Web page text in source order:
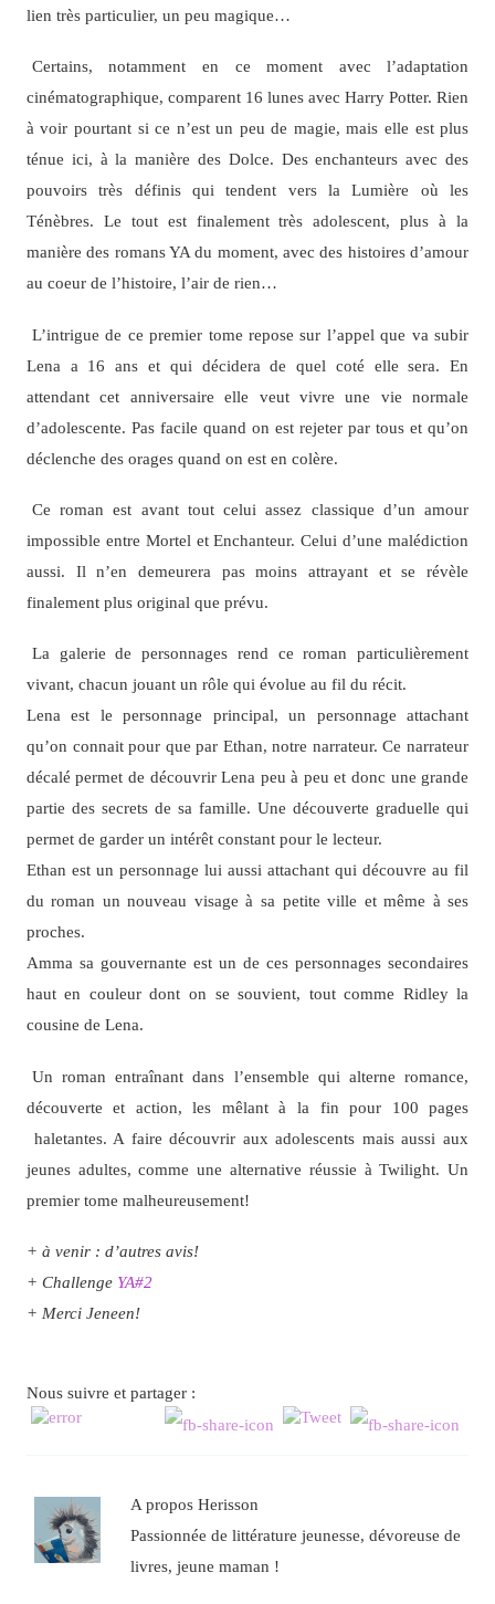
lien très particulier, un peu magique…
Certains, notamment en ce moment avec l’adaptation
cinématographique, comparent 16 lunes avec Harry Potter. Rien
à voir pourtant si ce n’est un peu de magie, mais elle est plus
ténue ici, à la manière des Dolce. Des enchanteurs avec des
pouvoirs très définis qui tendent vers la Lumière où les
Ténèbres. Le tout est finalement très adolescent, plus à la
manière des romans YA du moment, avec des histoires d’amour
au coeur de l’histoire, l’air de rien…
L’intrigue de ce premier tome repose sur l’appel que va subir
Lena a 16 ans et qui décidera de quel coté elle sera. En
attendant cet anniversaire elle veut vivre une vie normale
d’adolescente. Pas facile quand on est rejeter par tous et qu’on
déclenche des orages quand on est en colère.
Ce roman est avant tout celui assez classique d’un amour
impossible entre Mortel et Enchanteur. Celui d’une malédiction
aussi. Il n’en demeurera pas moins attrayant et se révèle
finalement plus original que prévu.
La galerie de personnages rend ce roman particulièrement
vivant, chacun jouant un rôle qui évolue au fil du récit.
Lena est le personnage principal, un personnage attachant
qu’on connait pour que par Ethan, notre narrateur. Ce narrateur
décalé permet de découvrir Lena peu à peu et donc une grande
partie des secrets de sa famille. Une découverte graduelle qui
permet de garder un intérêt constant pour le lecteur.
Ethan est un personnage lui aussi attachant qui découvre au fil
du roman un nouveau visage à sa petite ville et même à ses
proches.
Amma sa gouvernante est un de ces personnages secondaires
haut en couleur dont on se souvient, tout comme Ridley la
cousine de Lena.
Un roman entraînant dans l’ensemble qui alterne romance,
découverte et action, les mêlant à la fin pour 100 pages
haletantes. A faire découvrir aux adolescents mais aussi aux
jeunes adultes, comme une alternative réussie à Twilight. Un
premier tome malheureusement!
+ à venir : d’autres avis!
+ ChallengeYA#2
+ Merci Jeneen!
Nous suivre et partager :
A propos Herisson
Passionnée de littérature jeunesse, dévoreuse de
livres, jeune maman !